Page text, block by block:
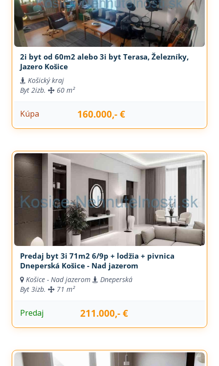
2i byt od 60m2 alebo 3i byt Terasa, Železníky,
Jazero Košice
Košický kraj
Byt 2izb. 60 m²
Kúpa 160.000,- €
Predaj byt 3i 71m2 6/9p + lodžia + pivnica
Dneperská Košice - Nad jazerom
Košice - Nad jazerom
Dneperská
Byt 3izb. 71 m²
Predaj 211.000,- €